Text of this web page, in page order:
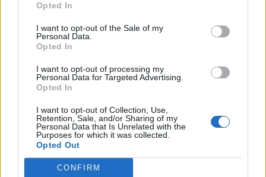
Opted In
I want to opt-out of the Sale of my
Personal Data.
Opted In
I want to opt-out of processing my
Personal Data for Targeted Advertising.
Opted In
I want to opt-out of Collection, Use,
Retention, Sale, and/or Sharing of my
Personal Data that Is Unrelated with the
Purposes for which it was collected.
Opted Out
CONFIRM